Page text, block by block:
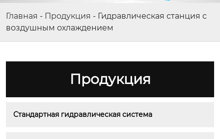
Главная - Продукция - Гидравлическая станция с
воздушным охлаждением
Продукция
Стандартная гидравлическая система